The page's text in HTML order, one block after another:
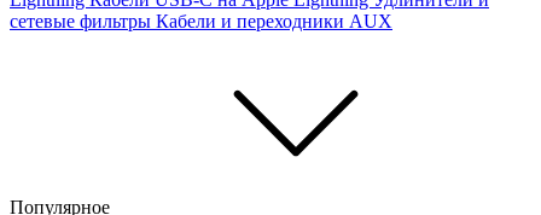
сетевые фильтры Кабели и переходники AUX
Популярное